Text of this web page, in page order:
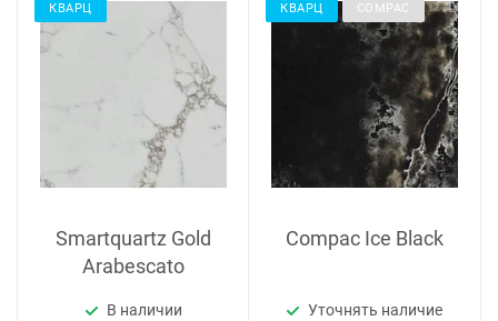
КВАРЦ
Smartquartz Gold
Arabescato
В наличии
КВАРЦ COMPAC
Compac Ice Black
Уточнять наличие